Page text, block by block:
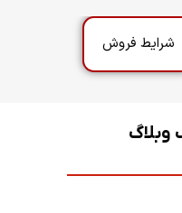
شرایط فروش
وبلاگ